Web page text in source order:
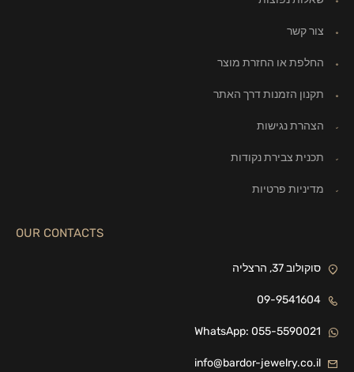
צור קשר
החלפת או החזרת מוצר
תקנון הזמנות דרך האתר
הצהרת נגישות
תכנית צבירת נקודות
מדיניות פרטיות
OUR CONTACTS
סוקולוב 37, הרצליה
09-9541604
WhatsApp: 055-5590021
info@bardor-jewelry.co.il